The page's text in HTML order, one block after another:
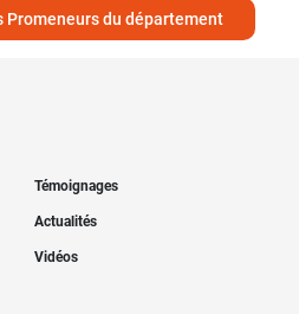
Promeneurs du département
Témoignages
Actualités
Vidéos